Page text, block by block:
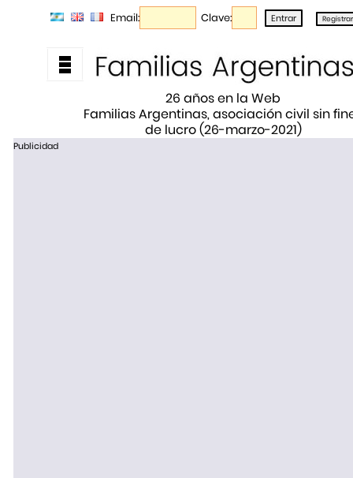
Email: Clave:
26 años en la Web
Familias Argentinas, asociación civil sin
de lucro (26-marzo-2021)
Publicidad